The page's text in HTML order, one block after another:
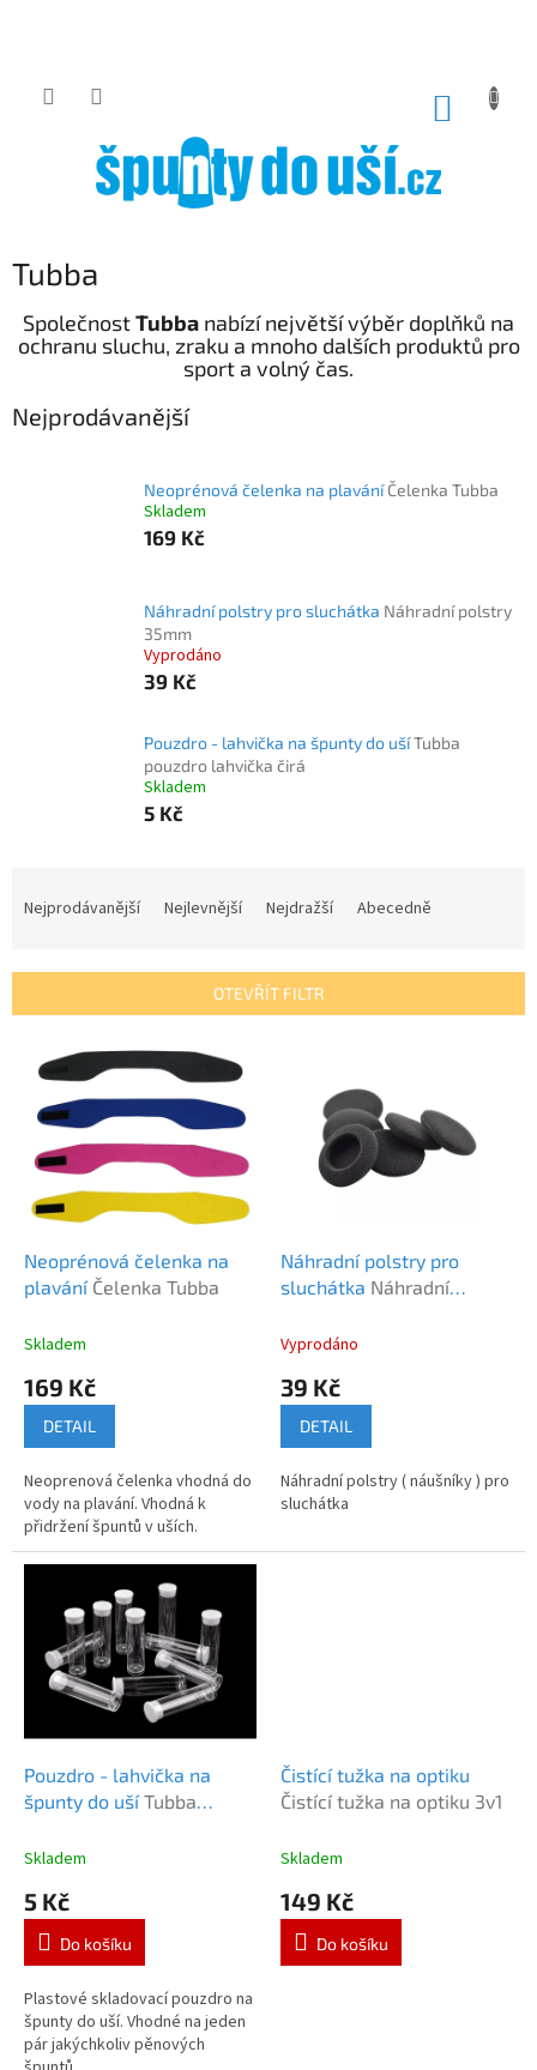
Tubba
SpolečnostTubba nabízí největší výběr doplňků na
ochranu sluchu, zraku a mnoho dalších produktů pro
sport a volný čas.
Nejprodávanější
Neoprénová čelenka na plaváníČelenka Tubba
Skladem
169 Kč
Náhradní polstry pro sluchátka Náhradní polstry
35mm
Vyprodáno
39 Kč
Pouzdro - lahvička na špunty do ušíTubba
pouzdro lahvička čirá
Skladem
5 Kč
í
Nejprodávanější Nejlevnější Nejdražší Abecedně
OTEVŘÍT FILTR
Neoprénová čelenka na
plavání Čelenka Tubba
Skladem
169 Kč
DETAIL
Neoprenová čelenka vhodná do
vody na plavání. Vhodná k
přidržení špuntů v uších.
Náhradní polstry pro
sluchátka Náhradní
Vyprodáno
39 Kč
DETAIL
Náhradní polstry ( náušníky ) pro
sluchátka
Pouzdro - lahvička na
špunty do ušíTubba
Skladem
5 Kč
Do košíku
Plastové skladovací pouzdro na
špunty do uší. Vhodné na jeden
pár jakýchkoliv pěnových
Čistící tužka na optiku
Čistící tužka na optiku 3v1
Skladem
149 Kč
Do košíku